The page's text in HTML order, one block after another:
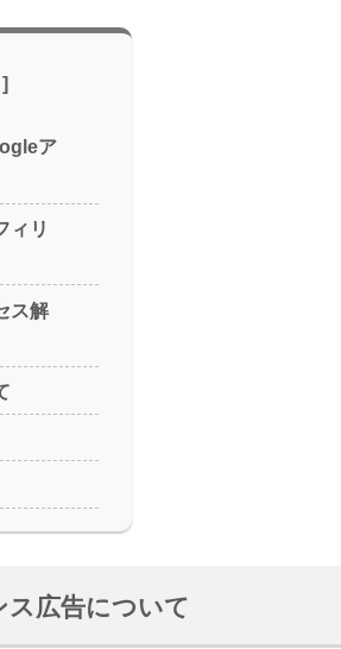
ア
ィリ
ス解
広告について